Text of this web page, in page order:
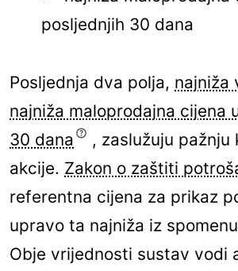
posljednjih 30 dana
Posljednja dva polja, najniža
najniža maloprodajna cijena
30 dana
, zaslužuju pažnju
akcije. Zakon o zaštiti
referentna cijena za prikaz
upravo ta najniža iz
Obje vrijednosti sustav vodi